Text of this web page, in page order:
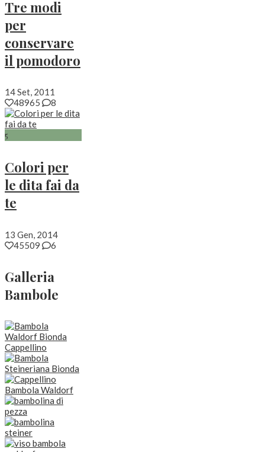
Tre modi
per
conservare
il pomodoro
14 Set, 2011
48965
8
5
Colori per
le dita fai da
te
13 Gen, 2014
45509
6
Galleria
Bambole